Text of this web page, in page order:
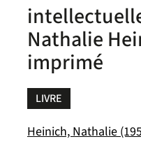
Nathalie
imprimé
LIVRE
Heinich, Nathalie